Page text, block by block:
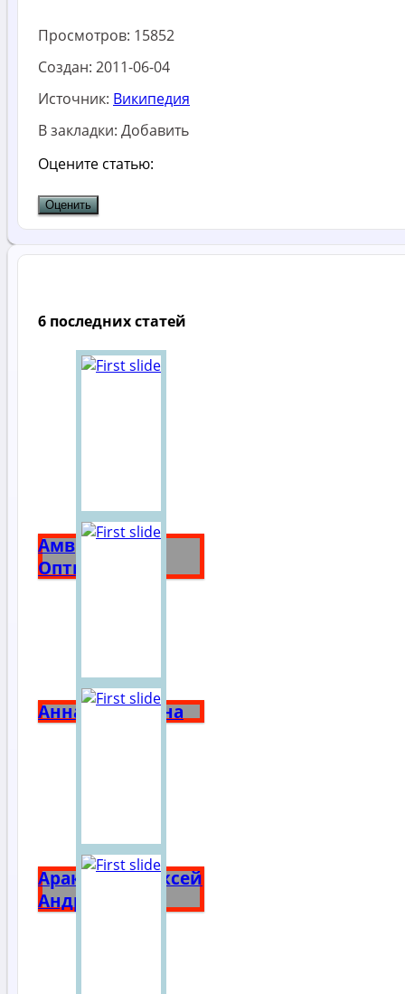
Просмотров: 15852
Создан: 2011-06-04
Источник: Википедия
В закладки: Добавить
Оцените статью:
6 последних статей
Амвросий
Оптинский
Анна Ярославна
Аракчеев Алексей
Андреевич